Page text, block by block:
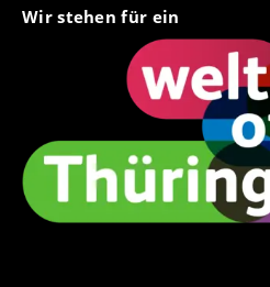
Wir stehen für ein